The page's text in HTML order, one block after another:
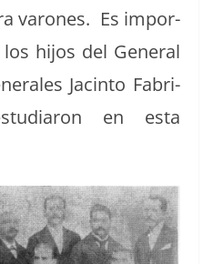
varones. Es impor­
hijos del Gen­er­al
Jac­in­to Fabri­
en esta